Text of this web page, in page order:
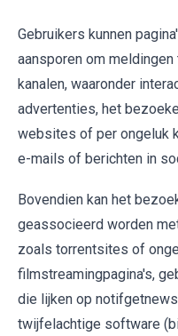
Gebruikers kunnen
aansporen om
kanalen, waaronder
advertenties, het
websites of per ongeluk
e-mails of berichten in
Bovendien kan het
geassocieerd worden
zoals torrentsites of
filmstreamingpagina's,
die lijken op
twijfelachtige software